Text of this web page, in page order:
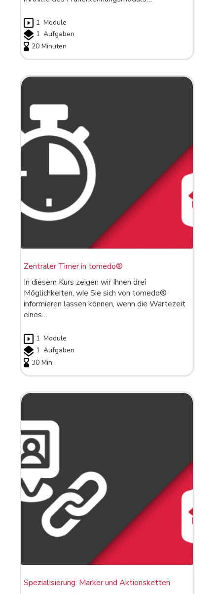
1 Module
1 Aufgaben
20 Minuten
Zentraler Timer in tomedo®
In diesem Kurs zeigen wir Ihnen drei
Möglichkeiten, wie Sie sich von tomedo®
informieren lassen können, wenn die Wartezeit
eines…
1 Module
1 Aufgaben
30 Min
Spezialisierung: Marker und Aktionsketten